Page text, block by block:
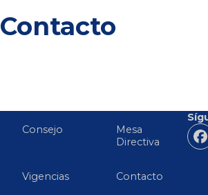
Contacto
Consejo
Mesa
Directiva
Vigencias Contacto